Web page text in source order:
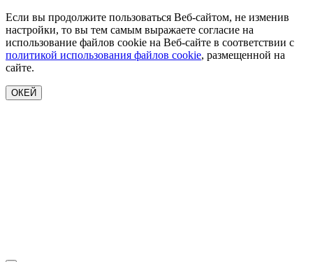
Если вы продолжите пользоваться Веб-сайтом, не изменив
настройки, то вы тем самым выражаете согласие на
использование файлов cookie на Веб-сайте в соответствии с
политикой использования файлов cookie, размещенной на
сайте.
ОКЕЙ